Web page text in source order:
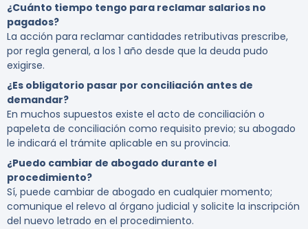
¿Cuánto tiempo tengo para reclamar salarios no
pagados?
La acción para reclamar cantidades retributivas prescribe,
por regla general, a los 1 año desde que la deuda pudo
exigirse.
¿Es obligatorio pasar por conciliación antes de
demandar?
En muchos supuestos existe el acto de conciliación o
papeleta de conciliación como requisito previo; su abogado
le indicará el trámite aplicable en su provincia.
¿Puedo cambiar de abogado durante el
procedimiento?
Sí, puede cambiar de abogado en cualquier momento;
comunique el relevo al órgano judicial y solicite la inscripción
del nuevo letrado en el procedimiento.